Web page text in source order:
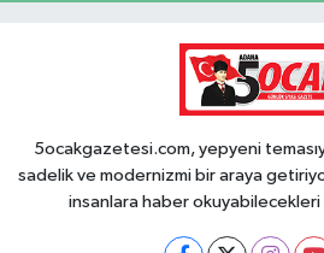
5ocakgazetesi.com, yepyeni
sadelik ve modernizmi bir araya
insanlara haber okuyabilecekleri